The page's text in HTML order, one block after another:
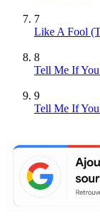
7
Like A Fool
8
Tell Me If
9
Tell Me If